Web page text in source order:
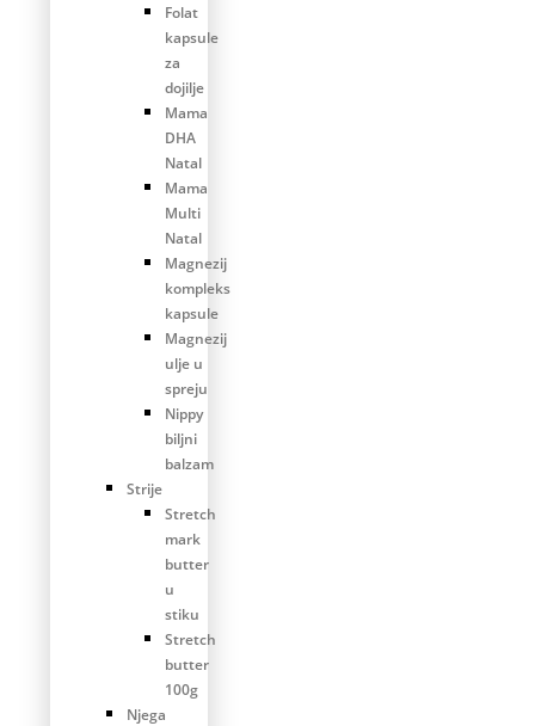
Folat
kapsule
za
dojilje
Mama
DHA
Natal
Mama
Multi
Natal
Magnezij
kompleks
kapsule
Magnezij
ulje u
spreju
Nippy
biljni
balzam
Strije
Stretch
mark
butter
u
stiku
Stretch
butter
100g
Njega